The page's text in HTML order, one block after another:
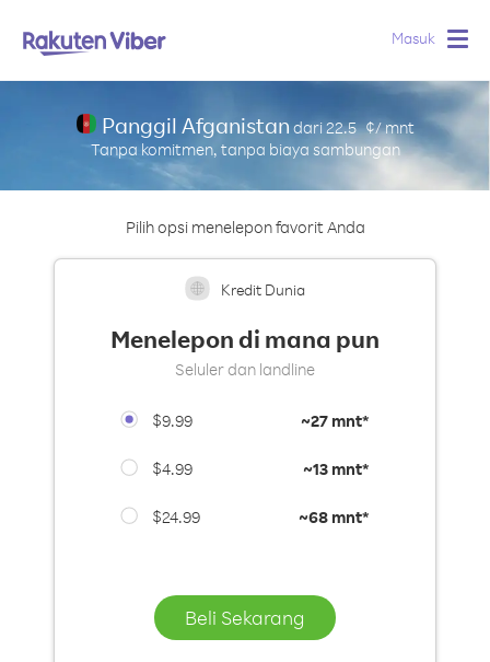
Masuk
Panggil Afganistandari22.5 ¢/ mnt
Tanpa komitmen, tanpa biaya sambungan
Pilih opsi menelepon favorit Anda
Kredit Dunia
Menelepon di mana pun
Seluler dan landline
$9.99 ~27 mnt*
$4.99 ~13 mnt*
$24.99 ~68 mnt*
Beli Sekarang